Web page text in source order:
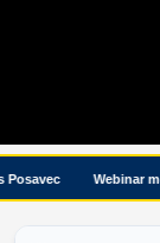
Webinar